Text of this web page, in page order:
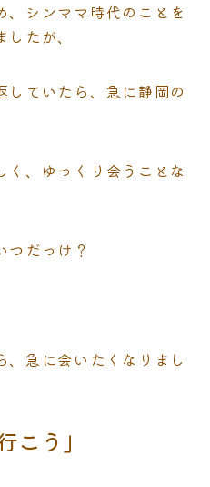
、シンママ時代のことを
たが、
していたら、急に静岡の
く、ゆっくり会うことな
つだっけ？
、急に会いたくなりまし
こう」